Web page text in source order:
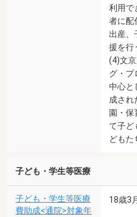
利用で
者に配
出産、
援を行
(4)文
グ・プ
中心と
成され
園・保
て子ど
どもた
子ども・学生等医療
子ども・学生等医療
費助成<通院>対象年
18歳3